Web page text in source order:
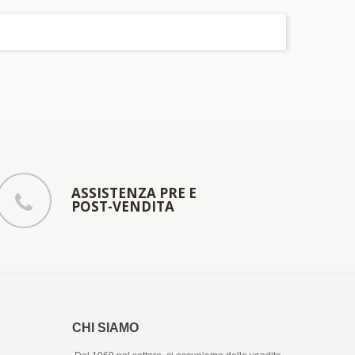
ASSISTENZA PRE E
POST-VENDITA
CHI SIAMO